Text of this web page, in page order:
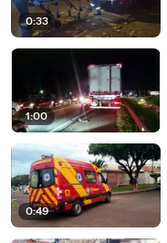
0:33
1:00
0:49